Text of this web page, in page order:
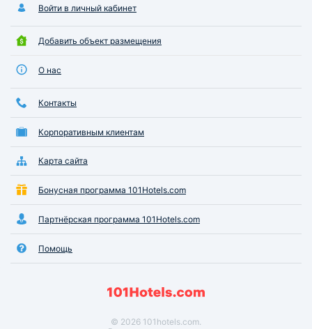
Войти в личный кабинет
Добавить объект размещения
О нас
Контакты
Корпоративным клиентам
Карта сайта
Бонусная программа 101Hotels.com
Партнёрская программа 101Hotels.com
Помощь
© 2026 101hotels.com.